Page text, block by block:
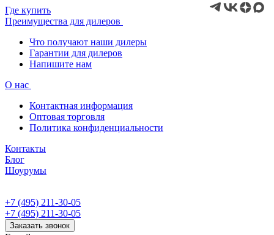
Где купить
Преимущества для дилеров
Что получают наши дилеры
Гарантии для дилеров
Напишите нам
О нас
Контактная информация
Оптовая торговля
Политика конфиденциальности
Контакты
Блог
Шоурумы
+7 (495) 211-30-05
+7 (495) 211-30-05
Заказать звонок